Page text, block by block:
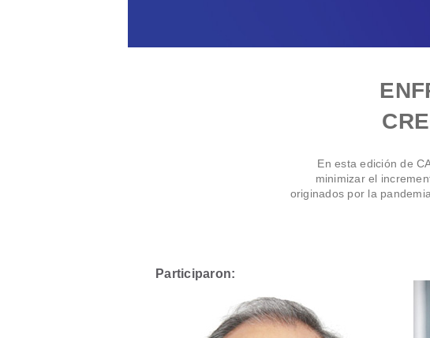
En esta edición de
minimizar el
originados por la
Participaron: